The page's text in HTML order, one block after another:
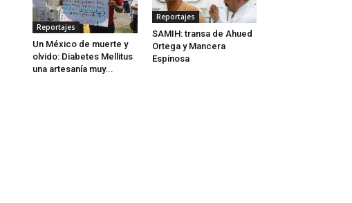
Reportajes
Un México de muerte y
olvido: Diabetes Mellitus
una artesanía muy...
Reportajes
SAMIH: transa de Ahued
Ortega y Mancera
Espinosa